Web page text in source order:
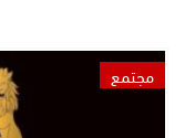
مجتمع